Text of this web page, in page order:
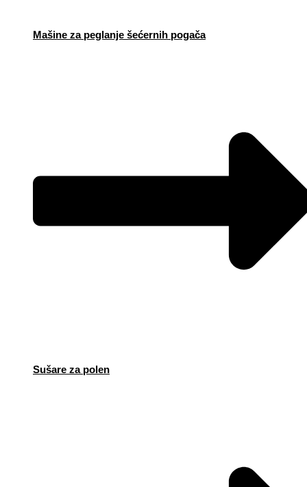
Mašine za peglanje šećernih pogača
Sušare za polen